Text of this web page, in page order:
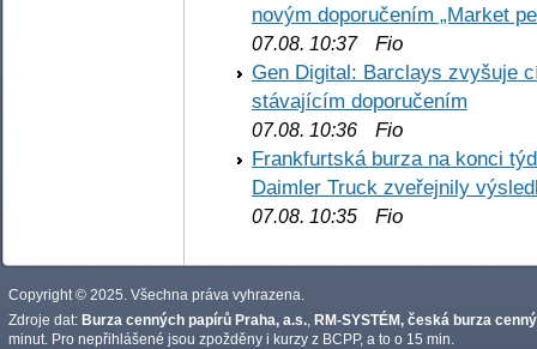
novým doporučením „Market
07.08. 10:37Fio
Gen Digital: Barclays zvyšuje
stávajícím doporučením
07.08. 10:36 Fio
Frankfurtská burza na konci
Daimler Truck zveřejnily
07.08. 10:35 Fio
Copyright © 2025. Všechna práva vyhrazena.
Zdroje dat: Burza cenných papírů Praha, a.s. RM-SYSTÉM, česká burza
minut. Pro nepřihlášené jsou zpožděny i kurzy z BCPP, a to o 15 min.